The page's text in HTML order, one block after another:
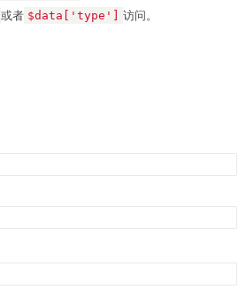
或者 $data['type'] 访问。